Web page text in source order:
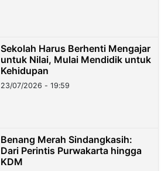
Sekolah Harus Berhenti Mengajar
untuk Nilai, Mulai Mendidik untuk
Kehidupan
23/07/2026 - 19:59
Benang Merah Sindangkasih:
Dari Perintis Purwakarta hingga
KDM